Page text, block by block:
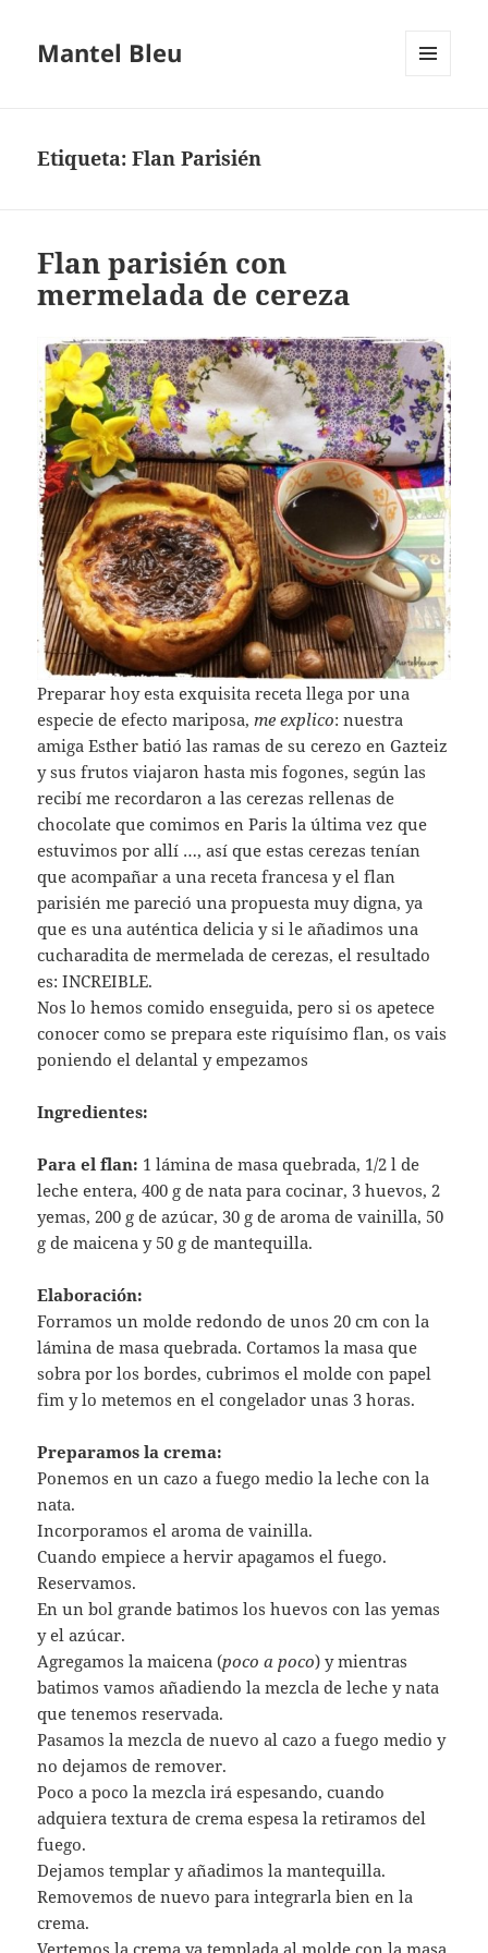
Mantel Bleu
Etiqueta:Flan Parisién
Flan parisién con
mermelada de cereza
Preparar hoy esta exquisita receta llega por una
especie de efecto mariposa,me explico: nuestra
amiga Esther batió las ramas de su cerezo en Gazteiz
y sus frutos viajaron hasta mis fogones, según las
recibí me recordaron a las cerezas rellenas de
chocolate que comimos en Paris la última vez que
estuvimos por allí …, así que estas cerezas tenían
que acompañar a una receta francesa y el flan
parisién me pareció una propuesta muy digna, ya
que es una auténtica delicia y si le añadimos una
cucharadita de mermelada de cerezas, el resultado
es: INCREIBLE.
Nos lo hemos comido enseguida, pero si os apetece
conocer como se prepara este riquísimo flan, os vais
poniendo el delantal y empezamos
Ingredientes:
Para el flan: 1 lámina de masa quebrada, 1/2 l de
leche entera, 400 g de nata para cocinar, 3 huevos, 2
yemas, 200 g de azúcar, 30 g de aroma de vainilla, 50
g de maicena y 50 g de mantequilla.
Elaboración:
Forramos un molde redondo de unos 20 cm con la
lámina de masa quebrada. Cortamos la masa que
sobra por los bordes, cubrimos el molde con papel
fim y lo metemos en el congelador unas 3 horas.
Preparamos la crema:
Ponemos en un cazo a fuego medio la leche con la
nata.
Incorporamos el aroma de vainilla.
Cuando empiece a hervir apagamos el fuego.
Reservamos.
En un bol grande batimos los huevos con las yemas
y el azúcar.
Agregamos la maicena (poco a poco) y mientras
batimos vamos añadiendo la mezcla de leche y nata
que tenemos reservada.
Pasamos la mezcla de nuevo al cazo a fuego medio y
no dejamos de remover.
Poco a poco la mezcla irá espesando, cuando
adquiera textura de crema espesa la retiramos del
fuego.
Dejamos templar y añadimos la mantequilla.
Removemos de nuevo para integrarla bien en la
crema.